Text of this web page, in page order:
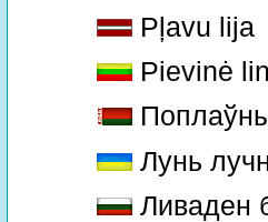
Pļavu lija
Pievinė
Лунь
Ливаден